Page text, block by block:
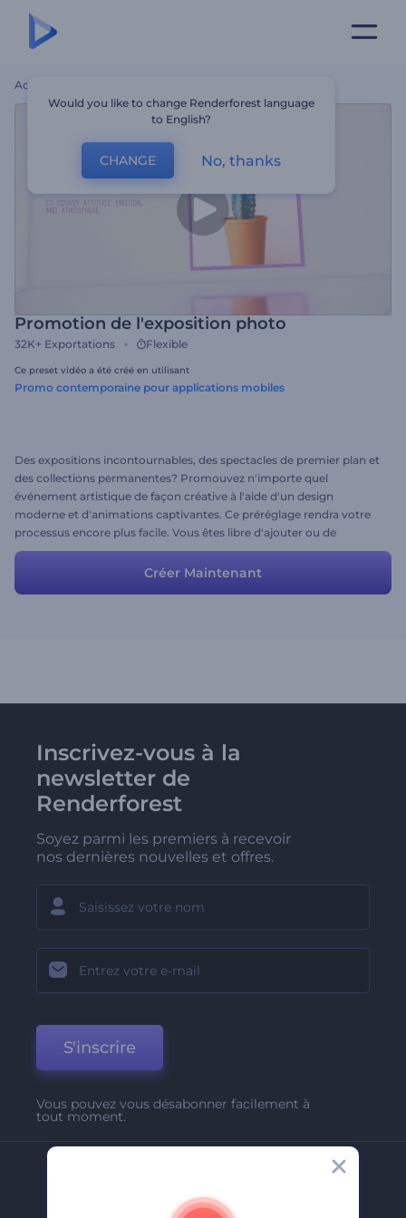
Accueil
Promotion de l'exposition photo
32K+ Exportations Flexible
Ce preset vidéo a été créé en utilisant
Promo contemporaine pour applications mobiles
Des expositions incontournables, des spectacles de premier plan et
des collections permanentes? Promouvez n'importe quel
événement artistique de façon créative à l'aide d'un design
moderne et d'animations captivantes. Ce préréglage rendra votre
processus encore plus facile. Vous êtes libre d'ajouter ou de
supprimer n'importe quelle scène pour obtenir le résultat souhaité.
Créer Maintenant
Inscrivez-vous à la
newsletter de
Renderforest
Soyez parmi les premiers à recevoir
nos dernières nouvelles et offres.
S'inscrire
Vous pouvez vous désabonner facilement à
tout moment.
A Propos De Nous
Would you like to change Renderforest language
to English?
CHANGE No, thanks